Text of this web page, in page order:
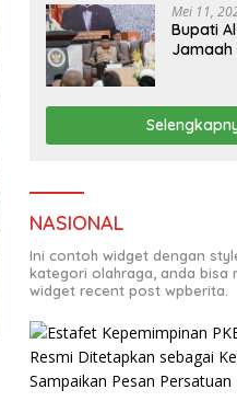
Mei 11,
Bupati
Jamaah
NASIONAL
Ini contoh widget dengan
kategori olahraga, anda bisa
widget recent post wpberita.